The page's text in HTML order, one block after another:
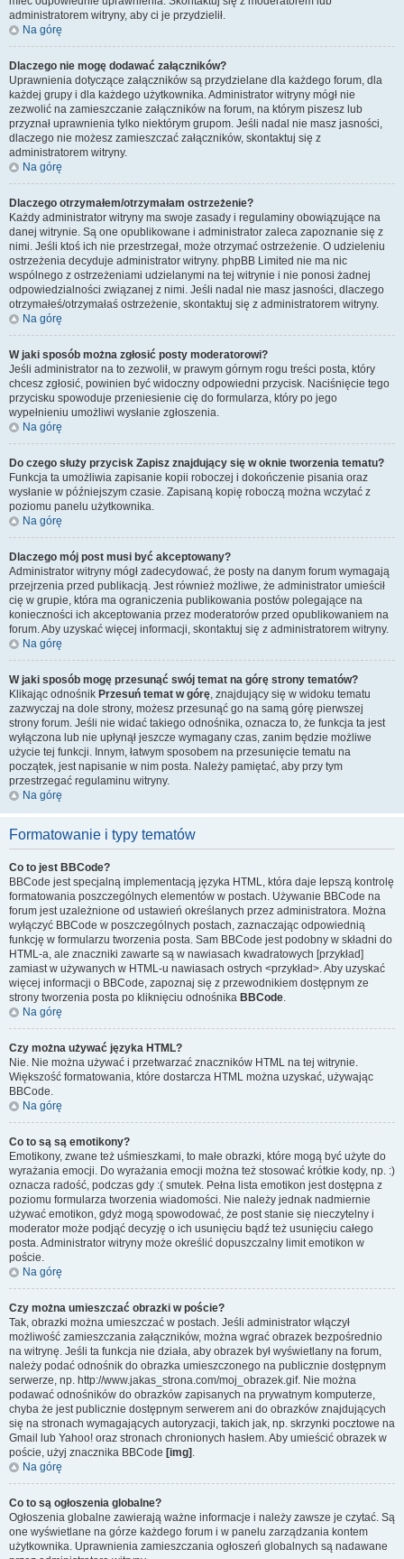
administratorem witryny, aby ci je przydzielił.
Na górę
Dlaczego nie mogę dodawać załączników?
Uprawnienia dotyczące załączników są przydzielane dla każdego forum, dla
każdej grupy i dla każdego użytkownika. Administrator witryny mógł nie
zezwolić na zamieszczanie załączników na forum, na którym piszesz lub
przyznał uprawnienia tylko niektórym grupom. Jeśli nadal nie masz jasności,
dlaczego nie możesz zamieszczać załączników, skontaktuj się z
administratorem witryny.
Na górę
Dlaczego otrzymałem/otrzymałam ostrzeżenie?
Każdy administrator witryny ma swoje zasady i regulaminy obowiązujące na
danej witrynie. Są one opublikowane i administrator zaleca zapoznanie się z
nimi. Jeśli ktoś ich nie przestrzegał, może otrzymać ostrzeżenie. O udzieleniu
ostrzeżenia decyduje administrator witryny. phpBB Limited nie ma nic
wspólnego z ostrzeżeniami udzielanymi na tej witrynie i nie ponosi żadnej
odpowiedzialności związanej z nimi. Jeśli nadal nie masz jasności, dlaczego
otrzymałeś/otrzymałaś ostrzeżenie, skontaktuj się z administratorem witryny.
Na górę
W jaki sposób można zgłosić posty moderatorowi?
Jeśli administrator na to zezwolił, w prawym górnym rogu treści posta, który
chcesz zgłosić, powinien być widoczny odpowiedni przycisk. Naciśnięcie tego
przycisku spowoduje przeniesienie cię do formularza, który po jego
wypełnieniu umożliwi wysłanie zgłoszenia.
Na górę
Do czego służy przycisk Zapisz znajdujący się w oknie tworzenia tematu?
Funkcja ta umożliwia zapisanie kopii roboczej i dokończenie pisania oraz
wysłanie w późniejszym czasie. Zapisaną kopię roboczą można wczytać z
poziomu panelu użytkownika.
Na górę
Dlaczego mój post musi być akceptowany?
Administrator witryny mógł zadecydować, że posty na danym forum wymagają
przejrzenia przed publikacją. Jest również możliwe, że administrator umieścił
cię w grupie, która ma ograniczenia publikowania postów polegające na
konieczności ich akceptowania przez moderatorów przed opublikowaniem na
forum. Aby uzyskać więcej informacji, skontaktuj się z administratorem witryny.
Na górę
W jaki sposób mogę przesunąć swój temat na górę strony tematów?
Klikając odnośnik Przesuń temat w górę, znajdujący się w widoku tematu
zazwyczaj na dole strony, możesz przesunąć go na samą górę pierwszej
strony forum. Jeśli nie widać takiego odnośnika, oznacza to, że funkcja ta jest
wyłączona lub nie upłynął jeszcze wymagany czas, zanim będzie możliwe
użycie tej funkcji. Innym, łatwym sposobem na przesunięcie tematu na
początek, jest napisanie w nim posta. Należy pamiętać, aby przy tym
przestrzegać regulaminu witryny.
Na górę
Formatowanie i typy tematów
Co to jest BBCode?
BBCode jest specjalną implementacją języka HTML, która daje lepszą kontrolę
formatowania poszczególnych elementów w postach. Używanie BBCode na
forum jest uzależnione od ustawień określanych przez administratora. Można
wyłączyć BBCode w poszczególnych postach, zaznaczając odpowiednią
funkcję w formularzu tworzenia posta. Sam BBCode jest podobny w składni do
HTML-a, ale znaczniki zawarte są w nawiasach kwadratowych [przykład]
zamiast w używanych w HTML-u nawiasach ostrych <przykład>. Aby uzyskać
więcej informacji o BBCode, zapoznaj się z przewodnikiem dostępnym ze
strony tworzenia posta po kliknięciu odnośnika BBCode.
Na górę
Czy można używać języka HTML?
Nie. Nie można używać i przetwarzać znaczników HTML na tej witrynie.
Większość formatowania, które dostarcza HTML można uzyskać, używając
BBCode.
Na górę
Co to są są emotikony?
Emotikony, zwane też uśmieszkami, to małe obrazki, które mogą być użyte do
wyrażania emocji. Do wyrażania emocji można też stosować krótkie kody, np. :)
oznacza radość, podczas gdy :( smutek. Pełna lista emotikon jest dostępna z
poziomu formularza tworzenia wiadomości. Nie należy jednak nadmiernie
używać emotikon, gdyż mogą spowodować, że post stanie się nieczytelny i
moderator może podjąć decyzję o ich usunięciu bądź też usunięciu całego
posta. Administrator witryny może określić dopuszczalny limit emotikon w
poście.
Na górę
Czy można umieszczać obrazki w poście?
Tak, obrazki można umieszczać w postach. Jeśli administrator włączył
możliwość zamieszczania załączników, można wgrać obrazek bezpośrednio
na witrynę. Jeśli ta funkcja nie działa, aby obrazek był wyświetlany na forum,
należy podać odnośnik do obrazka umieszczonego na publicznie dostępnym
serwerze, np. http://www.jakas_strona.com/moj_obrazek.gif. Nie można
podawać odnośników do obrazków zapisanych na prywatnym komputerze,
chyba że jest publicznie dostępnym serwerem ani do obrazków znajdujących
się na stronach wymagających autoryzacji, takich jak, np. skrzynki pocztowe na
Gmail lub Yahoo! oraz stronach chronionych hasłem. Aby umieścić obrazek w
poście, użyj znacznika BBCode [img] .
Na górę
Co to są ogłoszenia globalne?
Ogłoszenia globalne zawierają ważne informacje i należy zawsze je czytać. Są
one wyświetlane na górze każdego forum i w panelu zarządzania kontem
użytkownika. Uprawnienia zamieszczania ogłoszeń globalnych są nadawane